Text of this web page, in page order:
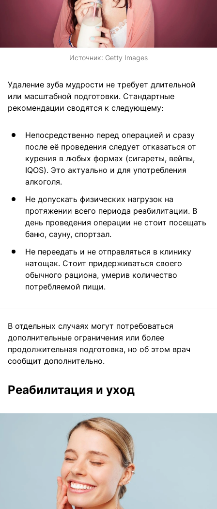
Источник: Getty Images
Удаление зуба мудрости не требует длительной
или масштабной подготовки. Стандартные
рекомендации сводятся к следующему:
Непосредственно перед операцией и сразу
после её проведения следует отказаться от
курения в любых формах (сигареты, вейпы,
IQOS). Это актуально и для употребления
алкоголя.
Не допускать физических нагрузок на
протяжении всего периода реабилитации. В
день проведения операции не стоит посещать
баню, сауну, спортзал.
Не переедать и не отправляться в клинику
натощак. Стоит придерживаться своего
обычного рациона, умерив количество
потребляемой пищи.
В отдельных случаях могут потребоваться
дополнительные ограничения или более
продолжительная подготовка, но об этом врач
сообщит дополнительно.
Реабилитация и уход